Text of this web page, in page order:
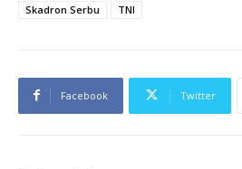
Skadron Serbu
TNI
Facebook Twitter